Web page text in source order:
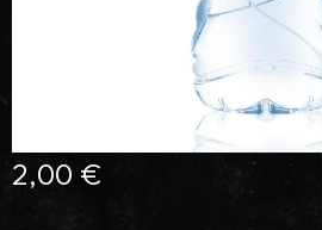
2,00 €